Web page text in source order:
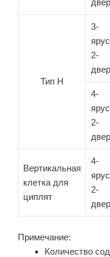
Тип H
3-
2-
4-
2-
Вертикальная
клетка для
циплят
4-
2-
Примечание:
Количество